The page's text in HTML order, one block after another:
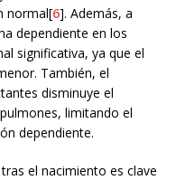
normal[6]. Además, a
dependiente en los
significativa, ya que el
También, el
disminuye el
limitando el
dependiente.
el nacimiento es clave